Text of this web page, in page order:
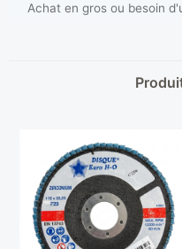
Achat en gros ou besoin